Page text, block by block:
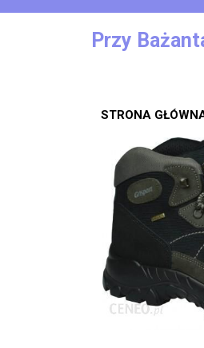
Przy
STRONA